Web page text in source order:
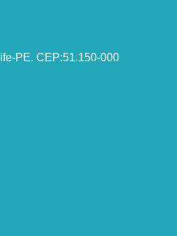
PE. CEP:51.150-000